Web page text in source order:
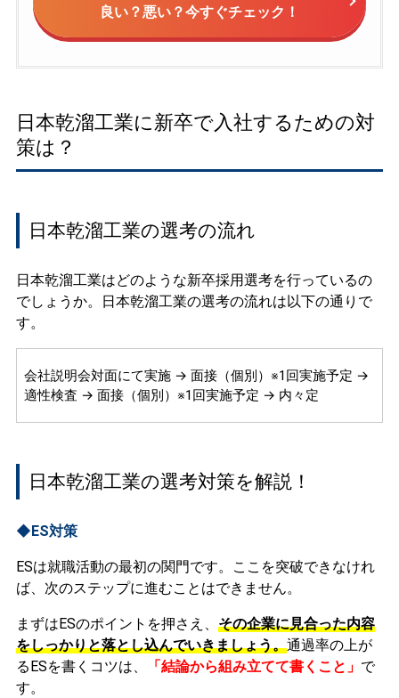
良い？悪い？今すぐチェック！
日本乾溜工業に新卒で入社するための対
策は？
日本乾溜工業の選考の流れ
日本乾溜工業はどのような新卒採用選考を行っているの
でしょうか。日本乾溜工業の選考の流れは以下の通りで
す。
会社説明会対面にて実施 → 面接（個別）※1回実施予定 →
適性検査 → 面接（個別）※1回実施予定 → 内々定
日本乾溜工業の選考対策を解説！
◆ES対策
ESは就職活動の最初の関門です。ここを突破できなけれ
ば、次のステップに進むことはできません。
まずはESのポイントを押さえ、 その企業に見合った内容
をしっかりと落とし込んでいきましょう。通過率の上が
るESを書くコツは、
「結論から組み立てて書くこと」 で
す。